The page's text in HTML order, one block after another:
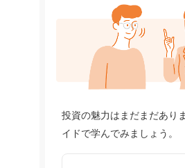
投資の魅力はまだまだあり
イドで学んでみましょう。